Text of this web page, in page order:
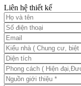
Liên hệ thiết kế